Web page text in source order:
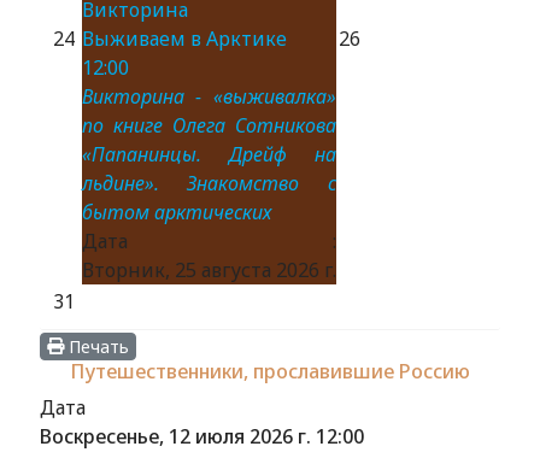
24
Викторина
Выживаем в Арктике
12:00
Викторина - «выживалка»
по книге Олега Сотникова
«Папанинцы. Дрейф на
льдине». Знакомство с
бытом арктических
Дата :
Вторник, 25 августа 2026 г.
26
31
Печать
Путешественники, прославившие Россию
Дата
Воскресенье, 12 июля 2026 г. 12:00